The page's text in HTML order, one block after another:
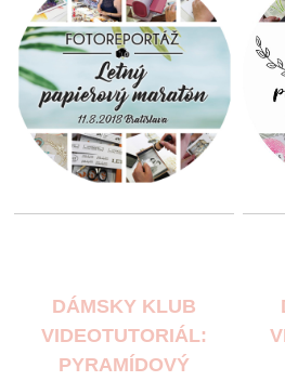
DÁMSKY KLUB
VIDEOTUTORIÁL:
PYRAMÍDOVÝ